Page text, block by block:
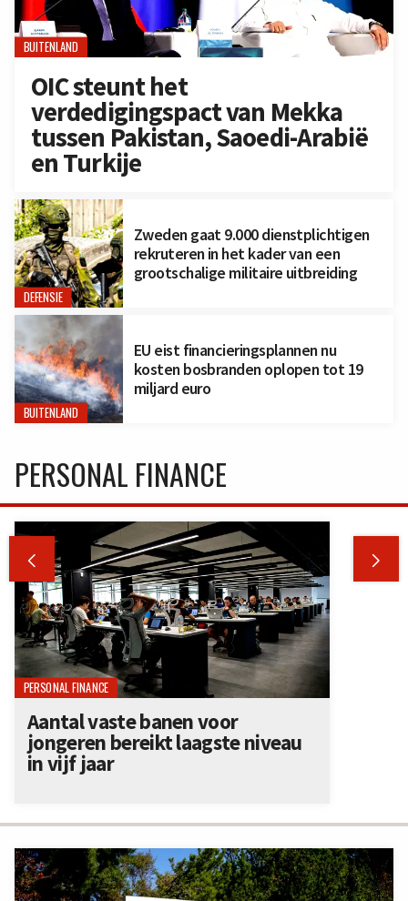
BUITENLAND
OIC steunt het
verdedigingspact van Mekka
tussen Pakistan, Saoedi-Arabië
en Turkije
DEFENSIE
Zweden gaat 9.000 dienstplichtigen
rekruteren in het kader van een
grootschalige militaire uitbreiding
BUITENLAND
EU eist financieringsplannen nu
kosten bosbranden oplopen tot 19
miljard euro
PERSONAL FINANCE
 
PERSONAL FINANCE
Aantal vaste banen voor
jongeren bereikt laagste niveau
in vijf jaar